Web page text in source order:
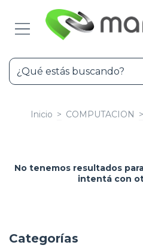
Inicio > COMPUTACION >
No tenemos resultados
intentá con
Categorías